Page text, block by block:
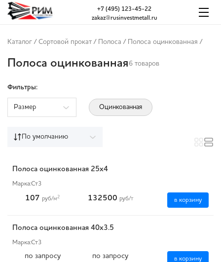
zakaz@rusinvestmetall.ru
+7 (495) 123-45-22
Каталог / Сортовой прокат / Полоса / Полоса оцинкованная /
Полоса оцинкованная 6 товаров
Фильтры:
Размер Оцинкованная
По умолчанию
Полоса оцинкованная 25x4
Марка:Ст3
107 руб/м2 132500 руб/т в корзину
Полоса оцинкованная 40x3.5
Марка:Ст3
по запросу по запросу в корзину